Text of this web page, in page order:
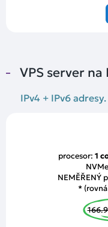
VPS server na
IPv4 + IPv6
procesor: 1
NEMĚŘENÝ
* (rovná